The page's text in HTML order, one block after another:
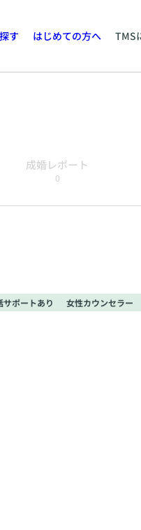
す はじめての方へ TMS
成婚レポート
0
サポートあり 女性カウンセラー